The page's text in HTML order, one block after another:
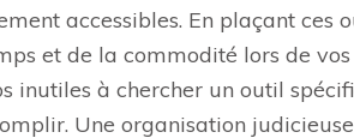
accessibles. En plaçant ces
et de la commodité lors de
inutiles à chercher un outil
Une organisation